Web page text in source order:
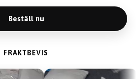
Beställ nu
FRAKTBEVIS